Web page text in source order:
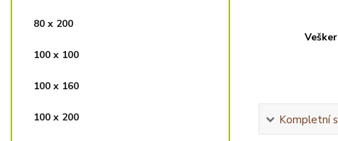
80 x 200
100 x 100
100 x 160
100 x 200 Kompletní